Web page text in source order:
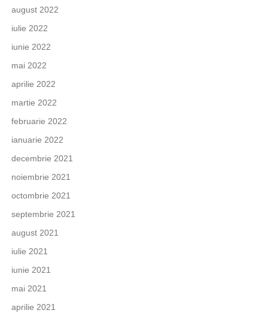
august 2022
iulie 2022
iunie 2022
mai 2022
aprilie 2022
martie 2022
februarie 2022
ianuarie 2022
decembrie 2021
noiembrie 2021
octombrie 2021
septembrie 2021
august 2021
iulie 2021
iunie 2021
mai 2021
aprilie 2021